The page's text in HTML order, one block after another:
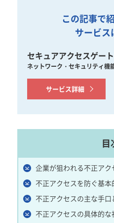
この記事で
サービス
セキュアアクセスゲー
ネットワーク・セキュリティ機
サービス詳細
目
企業が狙われる不正アク
不正アクセスを防ぐ基本
不正アクセスの主な手口
不正アクセスの具体的な